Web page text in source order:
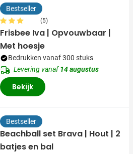
Bestseller
(5)
Frisbee Iva | Opvouwbaar |
Met hoesje
Bedrukken vanaf 300 stuks
Levering vanaf14 augustus
Bekijk
Bestseller
Beachball set Brava | Hout | 2
batjes en bal